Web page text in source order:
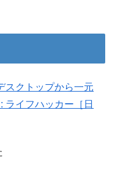
スクトップから一元
ライフハッカー［日